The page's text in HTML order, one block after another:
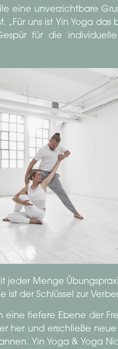
eine unverzichtbare
„Für uns ist Yin Yoga
für die
jeder Menge
der Schlüssel zur
eine tiefere Ebene der
her und erschließe
Yin Yoga & Yoga